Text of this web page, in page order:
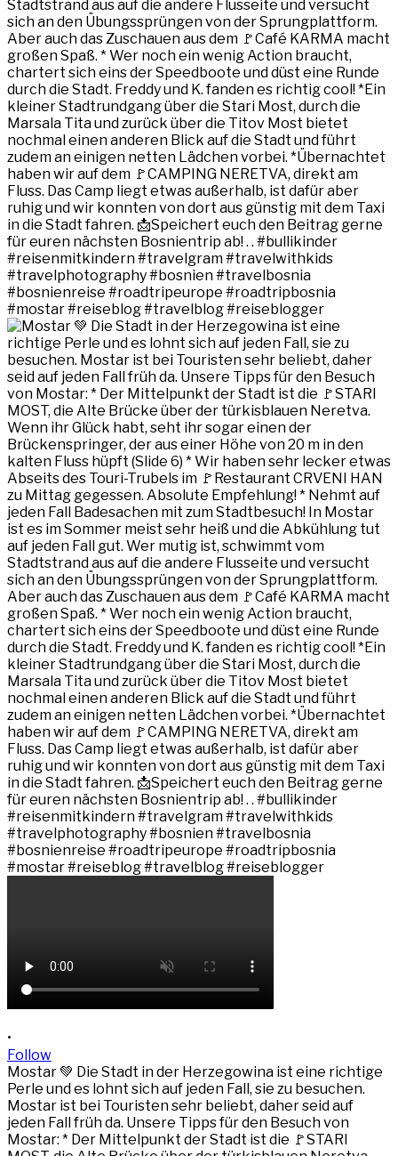
•
Follow
Mostar 💚 Die Stadt in der Herzegowina ist eine richtige
Perle und es lohnt sich auf jeden Fall, sie zu besuchen.
Mostar ist bei Touristen sehr beliebt, daher seid auf
jeden Fall früh da. Unsere Tipps für den Besuch von
Mostar: * Der Mittelpunkt der Stadt ist die 🚩STARI